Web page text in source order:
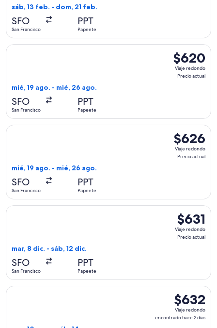
sáb, 13 feb. - dom, 21 feb.
SFO
San Francisco
PPT
Papeete
$620
Viaje
redondo,
$620
Viaje redondo
Precio actual
mié, 19 ago. - mié, 26 ago.
SFO
San Francisco
PPT
Papeete
Seleccionar vuelo de Delta, con salida el mié, 19 ago.
$626
Viaje
redondo,
$626
Viaje redondo
Precio actual
mié, 19 ago. - mié, 26 ago.
SFO
San Francisco
PPT
Papeete
Seleccionar vuelo de Delta, con salida el mié, 19 ago.
$631
Viaje
redondo,
$631
Viaje redondo
Precio actual
mar, 8 dic. - sáb, 12 dic.
SFO
San Francisco
PPT
Papeete
Seleccionar vuelo de Alaska Airlines, con salida el mar, 8
$632
Viaje
redondo,
$632
Viaje redondo
encontrado hace 2 días
Seleccionar vuelo de Alaska Airlines, con salida el mar, 10